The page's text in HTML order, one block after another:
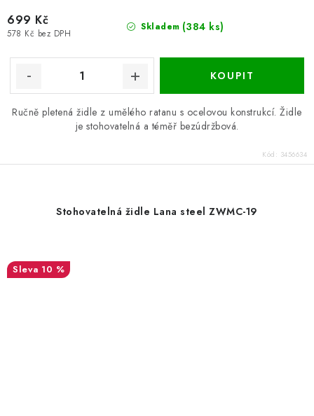
Skladem (384 ks)
578 Kč bez DPH
699 Kč
Ručně pletená židle z umělého ratanu s ocelovou konstrukcí. Židle
je stohovatelná a téměř bezúdržbová.
Kód: 3456634
Stohovatelná židle Lana steel ZWMC-19
10 %